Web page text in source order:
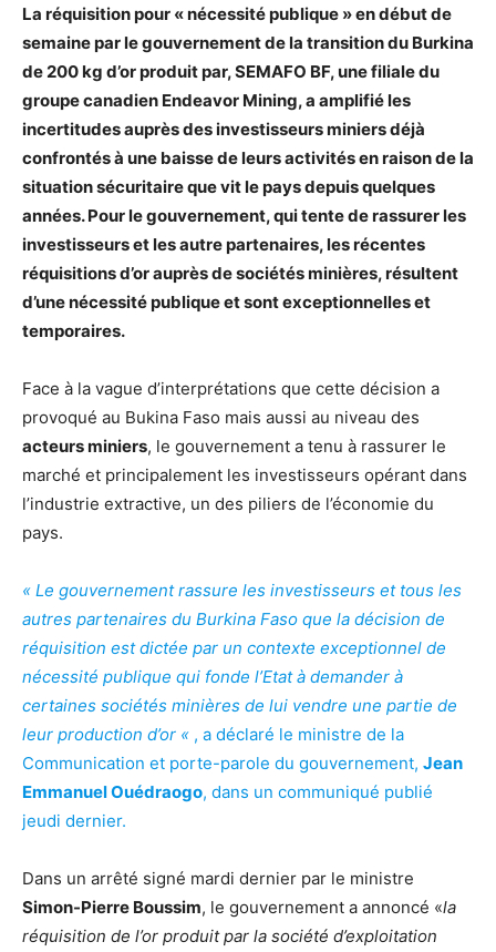
La réquisition pour « nécessité publique » en début de
semaine par le gouvernement de la transition du Burkina
de 200 kg d’or produit par, SEMAFO BF, une filiale du
groupe canadien Endeavor Mining, a amplifié les
incertitudes auprès des investisseurs miniers déjà
confrontés à une baisse de leurs activités en raison de la
situation sécuritaire que vit le pays depuis quelques
années. Pour le gouvernement, qui tente de rassurer les
investisseurs et les autre partenaires, les récentes
réquisitions d’or auprès de sociétés minières, résultent
d’une nécessité publique et sont exceptionnelles et
temporaires.
Face à la vague d’interprétations que cette décision a
provoqué au Bukina Faso mais aussi au niveau des
acteurs miniers, le gouvernement a tenu à rassurer le
marché et principalement les investisseurs opérant dans
l’industrie extractive, un des piliers de l’économie du
pays.
« Le gouvernement rassure les investisseurs et tous les
autres partenaires du Burkina Faso que la décision de
réquisition est dictée par un contexte exceptionnel de
nécessité publique qui fonde l’Etat à demander à
certaines sociétés minières de lui vendre une partie de
leur production d’or « , a déclaré le ministre de la
Communication et porte-parole du gouvernement, Jean
Emmanuel Ouédraogo, dans un communiqué publié
jeudi dernier.
Dans un arrêté signé mardi dernier par le ministre
Simon-Pierre Boussim, le gouvernement a annoncé «la
réquisition de l’or produit par la société d’exploitation